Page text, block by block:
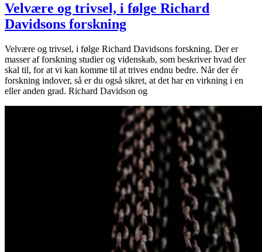
Velvære og trivsel, i følge Richard
Davidsons forskning
Velvære og trivsel, i følge Richard Davidsons forskning. Der er
masser af forskning studier og videnskab, som beskriver hvad der
skal til, for at vi kan komme til at trives endnu bedre. Når der ér
forskning indover, så er du også sikret, at det har en virkning i en
eller anden grad. Richard Davidson og